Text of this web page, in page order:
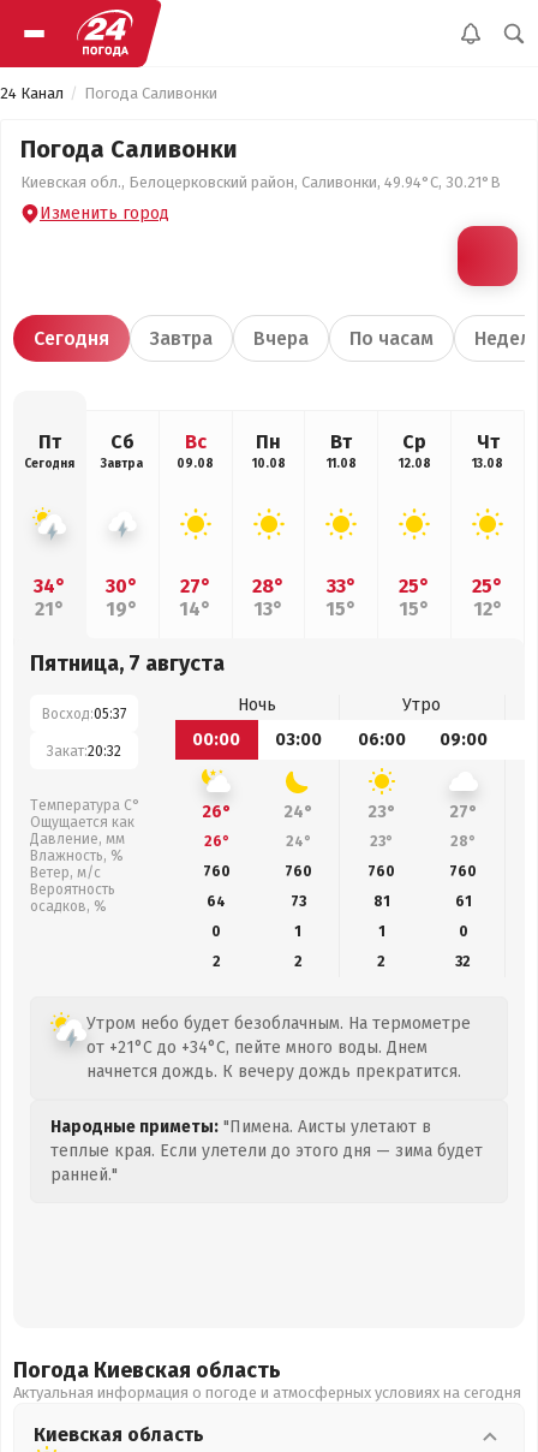
24 Канал Погода Саливонки
Погода Саливонки
Киевская обл., Белоцерковский район, Саливонки, 49.94°С, 30.21°В
Изменить город
Сегодня Завтра Вчера По часам
Пт
Сегодня
34°
21°
Сб
Завтра
30°
19°
Вс
09.08
27°
14°
Пн
10.08
28°
13°
Вт
11.08
33°
15°
Ср
12.08
25°
15°
Чт
13.08
25°
12°
Пятница, 7 августа
Восход:05:37
Закат:20:32
Температура С°
Ощущается как
Давление, мм
Влажность, %
Ветер, м/с
Вероятность
осадков, %
Ночь
Утро
00:00
03:00 06:00 09:00
26° 24° 23° 27°
26° 24° 23° 28°
760
760 760 760
64
73 81 61
0
1 1
0
2
2 2 32
Утром небо будет безоблачным. На термометре
от +21°C до +34°C, пейте много воды. Днем
начнется дождь. К вечеру дождь прекратится.
Народные приметы: "Пимена. Аисты улетают в
теплые края. Если улетели до этого дня — зима будет
ранней."
Погода Киевская область
Актуальная информация о погоде и атмосферных условиях на сегодня
Киевская область